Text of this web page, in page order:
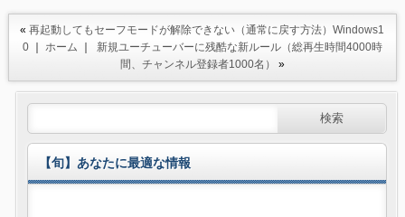
«再起動してもセーフモードが解除できない（通常に戻す方法）Windows1
0｜ ホーム
新規ユーチューバーに残酷な新ルール（総再生時間4000時
間、チャンネル登録者1000名）
»
【旬】あなたに最適な情報